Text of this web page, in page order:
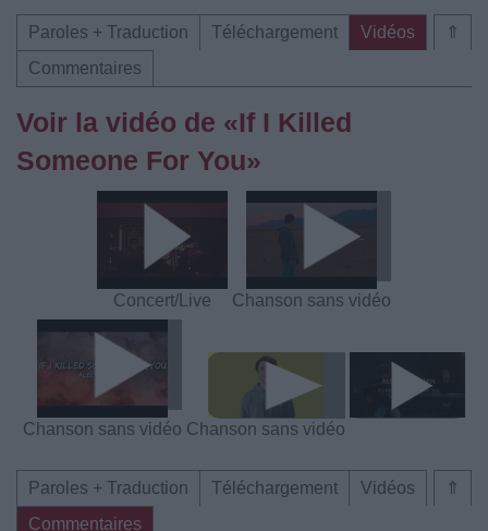
⇑
Paroles + Traduction Téléchargement
Vidéos
Commentaires
Voir la vidéo de «If I Killed
Someone For You»
Concert/Live Chanson sans vidéo
Chanson sans vidéo Chanson sans vidéo
⇑
Paroles + Traduction Téléchargement
Vidéos
Commentaires